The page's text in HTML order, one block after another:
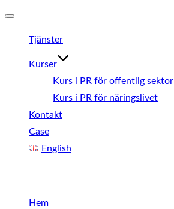
på/avTjänster
Kurser
Kurs i PR för offentlig sektor
Kurs i PR för näringslivet
Kontakt
Case
English
Hem